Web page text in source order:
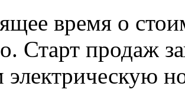
время о
Старт продаж